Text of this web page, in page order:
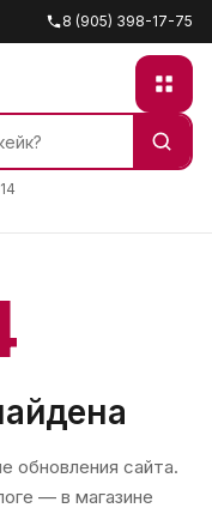
8 (905) 398-17-75
обновления сайта.
— в магазине